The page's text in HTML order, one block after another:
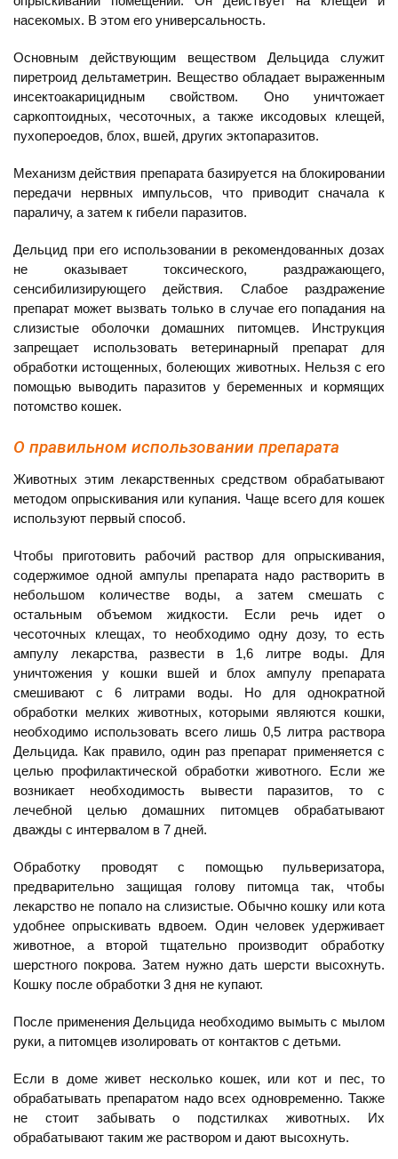
насекомых. В этом его универсальность.
Основным действующим веществом Дельцида служит
пиретроид дельтаметрин. Вещество обладает выраженным
инсектоакарицидным свойством. Оно уничтожает
саркоптоидных, чесоточных, а также иксодовых клещей,
пухопероедов, блох, вшей, других эктопаразитов.
Механизм действия препарата базируется на блокировании
передачи нервных импульсов, что приводит сначала к
параличу, а затем к гибели паразитов.
Дельцид при его использовании в рекомендованных дозах
не оказывает токсического, раздражающего,
сенсибилизирующего действия. Слабое раздражение
препарат может вызвать только в случае его попадания на
слизистые оболочки домашних питомцев. Инструкция
запрещает использовать ветеринарный препарат для
обработки истощенных, болеющих животных. Нельзя с его
помощью выводить паразитов у беременных и кормящих
потомство кошек.
О правильном использовании препарата
Животных этим лекарственных средством обрабатывают
методом опрыскивания или купания. Чаще всего для кошек
используют первый способ.
Чтобы приготовить рабочий раствор для опрыскивания,
содержимое одной ампулы препарата надо растворить в
небольшом количестве воды, а затем смешать с
остальным объемом жидкости. Если речь идет о
чесоточных клещах, то необходимо одну дозу, то есть
ампулу лекарства, развести в 1,6 литре воды. Для
уничтожения у кошки вшей и блох ампулу препарата
смешивают с 6 литрами воды. Но для однократной
обработки мелких животных, которыми являются кошки,
необходимо использовать всего лишь 0,5 литра раствора
Дельцида. Как правило, один раз препарат применяется с
целью профилактической обработки животного. Если же
возникает необходимость вывести паразитов, то с
лечебной целью домашних питомцев обрабатывают
дважды с интервалом в 7 дней.
Обработку проводят с помощью пульверизатора,
предварительно защищая голову питомца так, чтобы
лекарство не попало на слизистые. Обычно кошку или кота
удобнее опрыскивать вдвоем. Один человек удерживает
животное, а второй тщательно производит обработку
шерстного покрова. Затем нужно дать шерсти высохнуть.
Кошку после обработки 3 дня не купают.
После применения Дельцида необходимо вымыть с мылом
руки, а питомцев изолировать от контактов с детьми.
Если в доме живет несколько кошек, или кот и пес, то
обрабатывать препаратом надо всех одновременно. Также
не стоит забывать о подстилках животных. Их
обрабатывают таким же раствором и дают высохнуть.